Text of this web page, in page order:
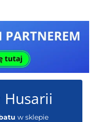
Husarii
w sklepie